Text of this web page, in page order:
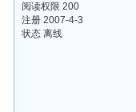
阅读权限 200
注册 2007-4-3
状态 离线